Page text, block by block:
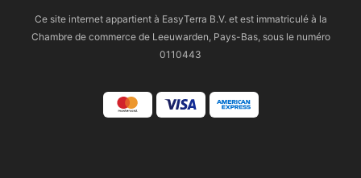
Ce site internet appartient à EasyTerra B.V. et est immatriculé à la
Chambre de commerce de Leeuwarden, Pays-Bas, sous le numéro
0110443